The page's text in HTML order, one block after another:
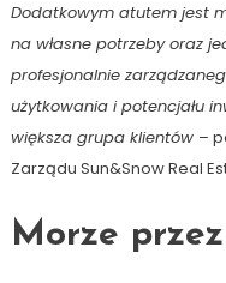
Dodatkowym atutem jest
na własne potrzeby oraz
profesjonalnie
użytkowania i potencjału
większa grupa klientów –
Zarządu Sun&Snow Real
Morze